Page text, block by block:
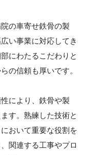
の車寄せ鉄骨の製
い事業に対応してき
にわたるこだわりと
の信頼も厚いです。
により、鉄骨や製
す。熟練した技術と
おいて重要な役割を
関連する工事やプロ